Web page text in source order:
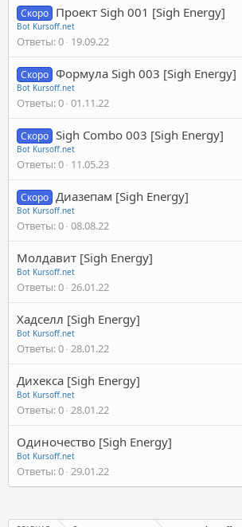
Скоро Проект Sigh 001 [Sigh Energy]
Bot Kursoff.net
Ответы 0 19.09.22
Скоро Формула Sigh 003 [Sigh Energy]
Bot Kursoff.net
Ответы 0 01.11.22
Скоро Sigh Combo 003 [Sigh Energy]
Bot Kursoff.net
Ответы 0 11.05.23
Скоро Диазепам [Sigh Energy]
Bot Kursoff.net
Ответы 0 08.08.22
Молдавит [Sigh Energy]
Bot Kursoff.net
Ответы 0 26.01.22
Хадселл [Sigh Energy]
Bot Kursoff.net
Ответы 0 28.01.22
Дихекса [Sigh Energy]
Bot Kursoff.net
Ответы 0 28.01.22
Одиночество [Sigh Energy]
Bot Kursoff.net
Ответы 0 29.01.22